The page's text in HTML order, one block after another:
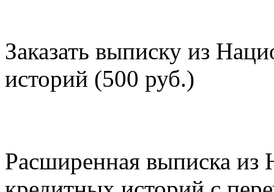
Заказать выписку из
историй (500 руб.)
Расширенная выписка из